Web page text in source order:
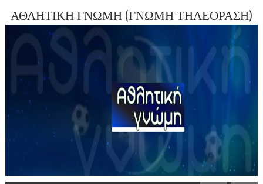
ΑΘΛΗΤΙΚΗ ΓΝΩΜΗ (ΓΝΩΜΗ ΤΗΛΕΟΡΑΣΗ)